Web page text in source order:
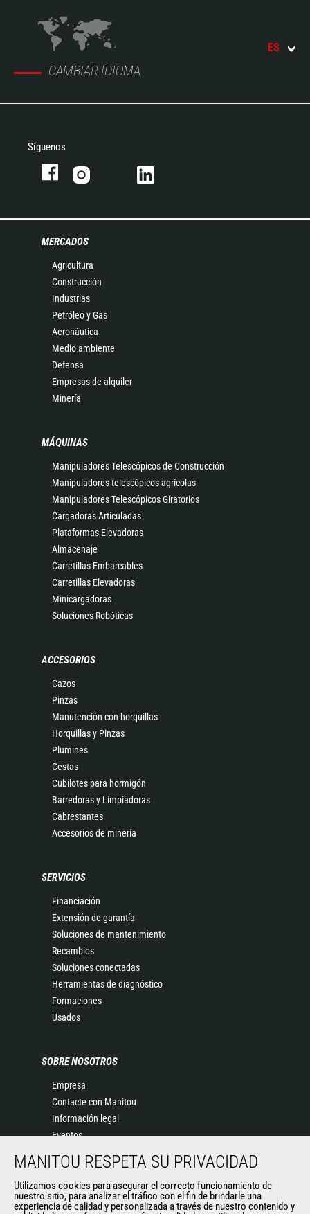
CAMBIAR IDIOMA
ES
Síguenos
MERCADOS
Agricultura
Construcción
Industrias
Petróleo y Gas
Aeronáutica
Medio ambiente
Defensa
Empresas de alquiler
Minería
MÁQUINAS
Manipuladores Telescópicos de Construcción
Manipuladores telescópicos agrícolas
Manipuladores Telescópicos Giratorios
Cargadoras Articuladas
Plataformas Elevadoras
Almacenaje
Carretillas Embarcables
Carretillas Elevadoras
Minicargadoras
Soluciones Robóticas
ACCESORIOS
Cazos
Pinzas
Manutención con horquillas
Horquillas y Pinzas
Plumines
Cestas
Cubilotes para hormigón
Barredoras y Limpiadoras
Cabrestantes
Accesorios de minería
SERVICIOS
Financiación
Extensión de garantía
Soluciones de mantenimiento
Recambios
Soluciones conectadas
Herramientas de diagnóstico
Formaciones
Usados
SOBRE NOSOTROS
Empresa
Contacte con Manitou
Información legal
Eventos
Historia
General Terms and Conditions of Sale
MANITOU RESPETA SU PRIVACIDAD
Utilizamos cookies para asegurar el correcto funcionamiento de
nuestro sitio, para analizar el tráfico con el fin de brindarle una
experiencia de calidad y personalizada a través de nuestro contenido y